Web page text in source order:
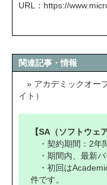
URL： https://
関連記事・情報
» アカデミックオー
イト）
【SA（ソフトウェ
・契約期間：2年
・期間内、最新バ
・初回は
件です。